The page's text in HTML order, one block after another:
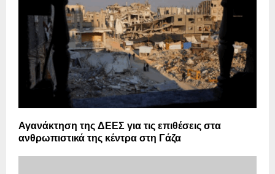
Αγανάκτηση της ΔΕΕΣ για τις επιθέσεις στα
ανθρωπιστικά της κέντρα στη Γάζα